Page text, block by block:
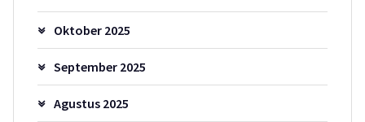
Oktober 2025
September 2025
Agustus 2025